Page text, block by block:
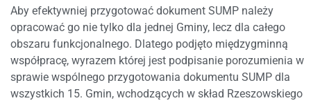
Aby efektywniej przygotować dokument SUMP należy
opracować go nie tylko dla jednej Gminy, lecz dla całego
obszaru funkcjonalnego. Dlatego podjęto międzygminną
współpracę, wyrazem której jest podpisanie porozumienia w
sprawie wspólnego przygotowania dokumentu SUMP dla
wszystkich 15. Gmin, wchodzących w skład Rzeszowskiego